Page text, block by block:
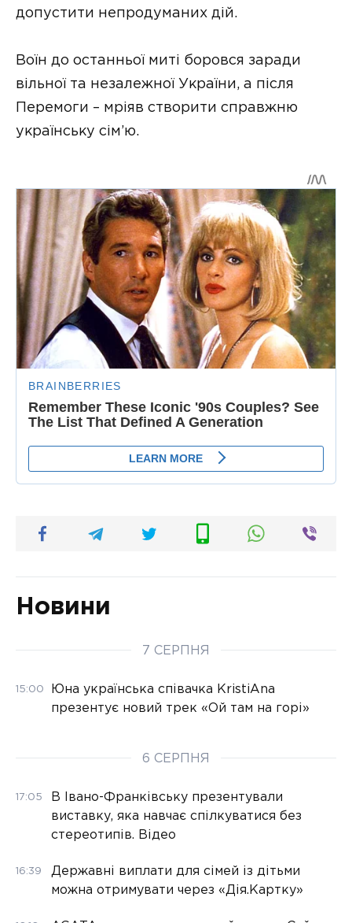
допустити непродуманих дій.
Воїн до останньої миті боровся заради
вільної та незалежної України, а після
Перемоги – мріяв створити справжню
українську сім’ю.
Новини
7 СЕРПНЯ
15:00
Юна українська співачка KristiAna
презентує новий трек «Ой там на горі»
6 СЕРПНЯ
17:05
В Івано-Франківську презентували
виставку, яка навчає спілкуватися без
стереотипів. Відео
16:39
Державні виплати для сімей із дітьми
можна отримувати через «Дія.Картку»